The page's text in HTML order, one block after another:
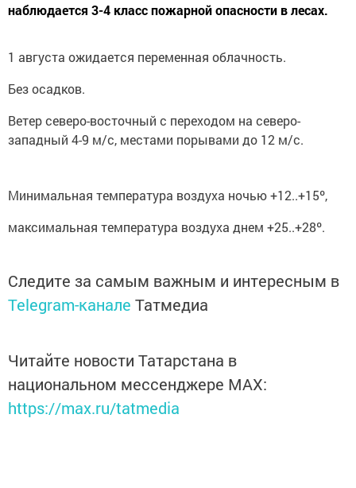
наблюдается 3-4 класс пожарной опасности в лесах.
1 августа ожидается переменная облачность.
Без осадков.
Ветер северо-восточный с переходом на северо-
западный 4-9 м/с, местами порывами до 12 м/с.
Минимальная температура воздуха ночью +12..+15º,
максимальная температура воздуха днем +25..+28º.
Следите за самым важным и интересным в
Telegram-канале Татмедиа
Читайте новости Татарстана в
национальном мессенджере MАХ:
https://max.ru/tatmedia